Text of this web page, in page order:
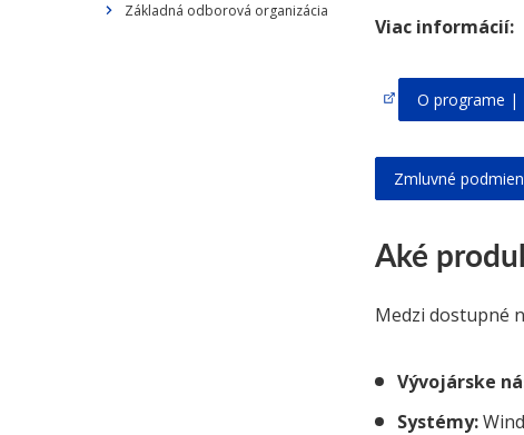
Základná odborová organizácia
Viac informácií:
O programe |
Zmluvné
Aké
Medzi dostupné
Vývojárske
Systémy: